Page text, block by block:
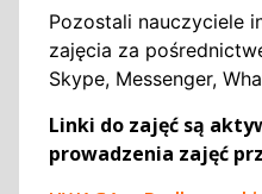
Pozostali nauczyciele
zajęcia za
Skype, Messenger,
Linki do zajęć są
prowadzenia zajęć